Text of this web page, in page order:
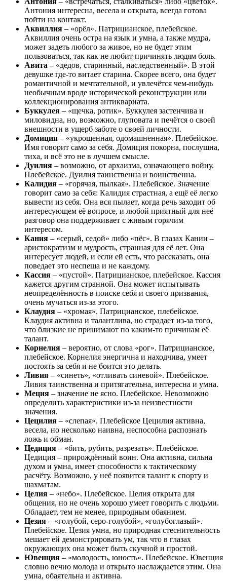
Антония интересна, весела и открыта, всегда готова
пойти на контакт.
Аквиллия – «орёл». Патрицианское, плебейское.
Аквиллия очень остра на язык и умна, а также мудра,
может задеть любого за живое, но не будет этим
пользоваться, так как не любит причинять людям боль.
Авита – «дедов, старинный, наследственный». В этой
девушке где-то витает старина. Скорее всего, она будет
романтичной и мечтательной, и увлечётся чем-нибудь
необычным вроде исторической реконструкции или
коллекционирования антиквариата.
Буккулея – «щечка, ротик». Буккулея застенчива и
миловидна, но, возможно, глуповата и печётся о своей
внешности в ущерб заботе о своей личности.
Домиция – «укрощенная, одомашненная». Плебейское.
Имя говорит само за себя. Домиция покорна, послушна,
тиха, и всё это не в лучшем смысле.
Дуилия – возможно, от архаизма, означающего войну.
Плебейское. Дуилия таинственна и воинственна.
Калидия – «горячая, пылкая». Плебейское. Значение
говорит само за себя: Калидия страстная, а ещё её легко
вывести из себя. Она вся пылает, когда речь заходит об
интересующем её вопросе, и любой приятный для неё
разговор она поддерживает с живым горячим
интересом.
Кания – «серый, седой» либо «пёс». В глазах Кании –
аристократизм и мудрость, странная для её лет. Она
интересует людей, и если ей есть, что рассказать, она
поведает это неспеша и не каждому.
Кассия – «пустой». Патрицианское, плебейское. Кассия
кажется другим странной. Она может испытывать
неопределённость в поиске себя и своего призвания,
очень мучаться из-за этого.
Клаудия – «хромая». Патрицианское, плебейское.
Клаудия активна и талантлива, но страдает из-за того,
что близкие не принимают по каким-то причинам её
талант.
Корнелия – вероятно, от слова «рог». Патрицианское,
плебейское. Корнелия энергична и находчива, умеет
постоять за себя и не боится это делать.
Ливия – «синеть», «отливать синевой». Плебейское.
Ливия таинственна и притягательна, интересна и умна.
Меция – значение не ясно. Плебейское. Невозможно
определить характеристики из-за неизвестности
значения.
Цецилия – «слепая». Плебейское Цецилия активна,
весела, но несколько наивна, неспособна распознать
ложь и обман.
Цедиция – «бить, рубить, разрезать». Плебейское.
Цедиция – прирождённый воин. Она активна, сильна
духом и умна, имеет способности к тактическому
расчёту. Возможно, у неё появится талант к спорту и
шахматам.
Целия – «небо». Плебейское. Целия открыта для
общения, но не очень хорошо умеет говорить с людьми.
Обладает, тем не менее, природным обаянием.
Цезия – «голубой, серо-голубой», «голубоглазый».
Плебейское. Цезия умна, но природная стеснительность
мешает ей демонстрировать ум, так что в глазах
окружающих она может быть скучной и простой.
Ювенция – «молодость, юность». Плебейское. Ювенция
словно вечно молода и открыто наслаждается этим. Она
умна, обаятельна и активна.